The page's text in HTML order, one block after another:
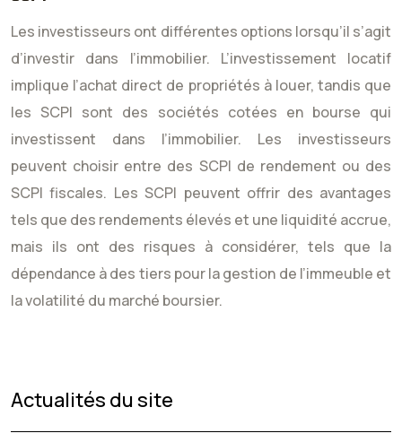
Les investisseurs ont différentes options lorsqu’il s’agit
d’investir dans l’immobilier. L’investissement locatif
implique l’achat direct de propriétés à louer, tandis que
les SCPI sont des sociétés cotées en bourse qui
investissent dans l’immobilier. Les investisseurs
peuvent choisir entre des SCPI de rendement ou des
SCPI fiscales. Les SCPI peuvent offrir des avantages
tels que des rendements élevés et une liquidité accrue,
mais ils ont des risques à considérer, tels que la
dépendance à des tiers pour la gestion de l’immeuble et
la volatilité du marché boursier.
Actualités du site